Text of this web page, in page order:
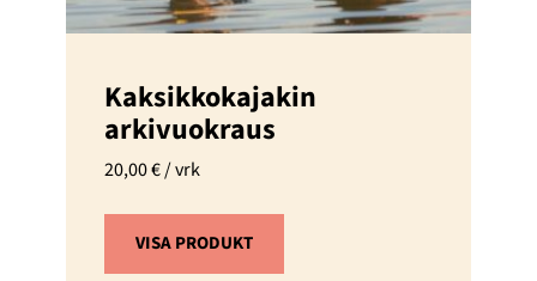
Kaksikkokajakin
arkivuokraus
20,00€/ vrk
VISA PRODUKT